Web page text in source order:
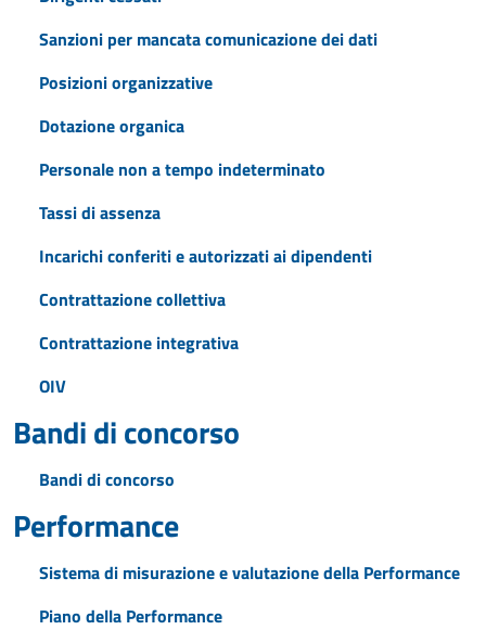
Sanzioni per mancata comunicazione dei dati
Posizioni organizzative
Dotazione organica
Personale non a tempo indeterminato
Tassi di assenza
Incarichi conferiti e autorizzati ai dipendenti
Contrattazione collettiva
Contrattazione integrativa
OIV
Bandi di concorso
Bandi di concorso
Performance
Sistema di misurazione e valutazione della Performance
Piano della Performance